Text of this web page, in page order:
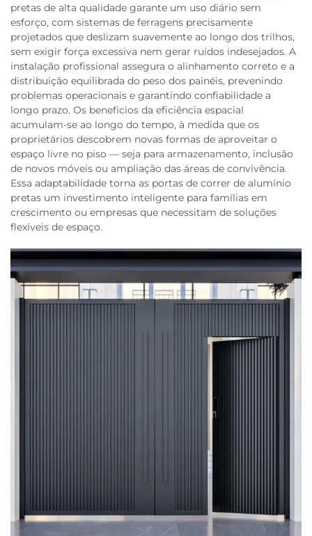
pretas de alta qualidade garante um uso diário sem
esforço, com sistemas de ferragens precisamente
projetados que deslizam suavemente ao longo dos trilhos,
sem exigir força excessiva nem gerar ruídos indesejados. A
instalação profissional assegura o alinhamento correto e a
distribuição equilibrada do peso dos painéis, prevenindo
problemas operacionais e garantindo confiabilidade a
longo prazo. Os benefícios da eficiência espacial
acumulam-se ao longo do tempo, à medida que os
proprietários descobrem novas formas de aproveitar o
espaço livre no piso — seja para armazenamento, inclusão
de novos móveis ou ampliação das áreas de convivência.
Essa adaptabilidade torna as portas de correr de alumínio
pretas um investimento inteligente para famílias em
crescimento ou empresas que necessitam de soluções
flexíveis de espaço.